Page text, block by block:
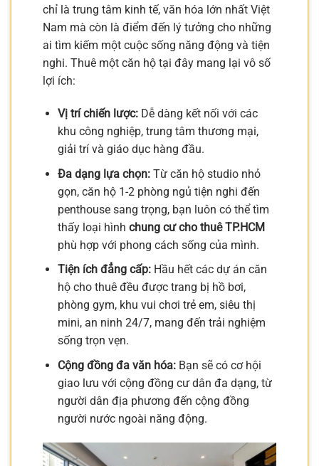
chỉ là trung tâm kinh tế, văn hóa lớn nhất Việt
Nam mà còn là điểm đến lý tưởng cho những
ai tìm kiếm một cuộc sống năng động và tiện
nghi. Thuê một căn hộ tại đây mang lại vô số
lợi ích:
Vị trí chiến lược:Dễ dàng kết nối với các
khu công nghiệp, trung tâm thương mại,
giải trí và giáo dục hàng đầu.
Đa dạng lựa chọn:Từ căn hộ studio nhỏ
gọn, căn hộ 1-2 phòng ngủ tiện nghi đến
penthouse sang trọng, bạn luôn có thể tìm
thấy loại hình chung cư cho thuê TP.HCM
phù hợp với phong cách sống của mình.
Tiện ích đẳng cấp:Hầu hết các dự án căn
hộ cho thuê đều được trang bị hồ bơi,
phòng gym, khu vui chơi trẻ em, siêu thị
mini, an ninh 24/7, mang đến trải nghiệm
sống trọn vẹn.
Cộng đồng đa văn hóa:Bạn sẽ có cơ hội
giao lưu với cộng đồng cư dân đa dạng, từ
người dân địa phương đến cộng đồng
người nước ngoài năng động.